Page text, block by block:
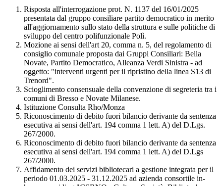
Risposta all'interrogazione prot. N. 1137 del 16/01/2025
presentata dal gruppo consiliare partito democratico in merito
all'aggiornamento sullo stato della struttura e sulle politiche di
sviluppo del centro polifunzionale Polì.
Mozione ai sensi dell'art 20, comma n. 5, del regolamento di
consiglio comunale proposta dai Gruppi Consiliari: Bella
Novate, Partito Democratico, Alleanza Verdi Sinistra - ad
oggetto: "interventi urgenti per il ripristino della linea S13 di
Trenord".
Scioglimento consensuale della convenzione di segreteria tra i
comuni di Bresso e Novate Milanese.
Istituzione Consulta Rho/Monza
Riconoscimento di debito fuori bilancio derivante da sentenza
esecutiva ai sensi dell'art. 194 comma 1 lett. A) del D.Lgs.
267/2000.
Riconoscimento di debito fuori bilancio derivante da sentenza
esecutiva ai sensi dell'art. 194 comma 1 lett. A) del D.Lgs
267/2000.
Affidamento dei servizi bibliotecari a gestione integrata per il
periodo 01.03.2025 - 31.12.2025 ad azienda consortile in-